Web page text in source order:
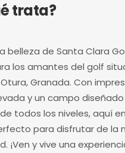
trata?
belleza de Santa Clara
los amantes del golf
Granada. Con
y un campo
todos los niveles, aquí
para disfrutar de la
¡Ven y vive una